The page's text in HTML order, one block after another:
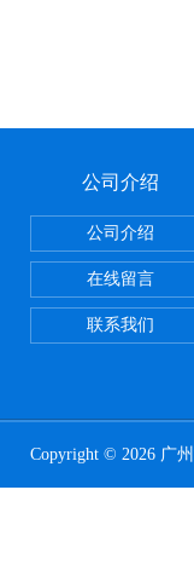
公司介绍
公司介绍
在线留言
联系我们
Copyright © 2026 广